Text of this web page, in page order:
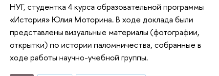
НУГ, студентка 4 курса образовательной программы
«История» Юлия Моторина. В ходе доклада были
представлены визуальные материалы (фотографии,
открытки) по истории паломничества, собранные в
ходе работы научно-учебной группы.